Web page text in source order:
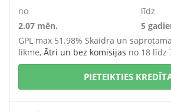
no
2.07 mēn.
līdz
5
GPL max 51.98% Skaidra un
likme, Ātri un bez komisijas no 18 līdz
PIETEIKTIES